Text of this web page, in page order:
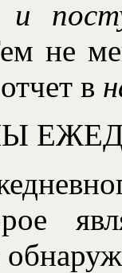
и
не
в